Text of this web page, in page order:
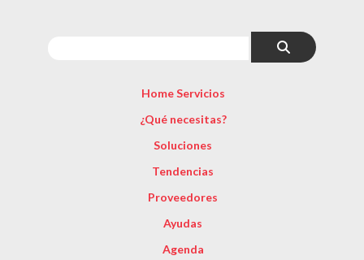
Home Servicios
¿Qué necesitas?
Soluciones
Tendencias
Proveedores
Ayudas
Agenda